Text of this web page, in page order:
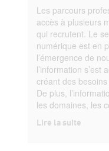
Les parcours
accès à plusieurs
qui recrutent. Le
numérique est en
l’émergence de
l’information s’est
créant des
De plus,
les domaines, les
Lire la suite